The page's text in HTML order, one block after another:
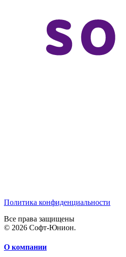
Политика конфиденциальности
Все права защищены
© 2026 Софт-Юнион.
О компании